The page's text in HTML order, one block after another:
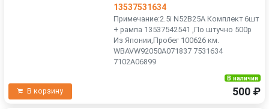
13537531634
Примечание:2.5i N52B25A Комплект 6шт
+ рампа 13537542541 ,По штучно 500р
Из Японии,Пробег 100626 км.
WBAVW92050A071837 7531634
7102A06899
В корзину
В наличии
500 ₽